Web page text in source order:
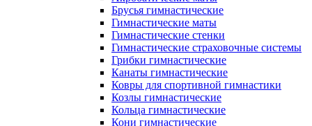
Брусья гимнастические
Гимнастические маты
Гимнастические стенки
Гимнастические страховочные системы
Грибки гимнастические
Канаты гимнастические
Ковры для спортивной гимнастики
Козлы гимнастические
Кольца гимнастические
Кони гимнастические